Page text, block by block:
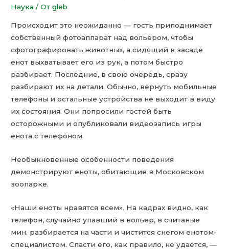
Наука / От gleb
Происходит это неожиданно — гость приподнимает
собственный фотоаппарат над вольером, чтобы
сфотографировать животных, а сидящий в засаде
енот выхватывает его из рук, а потом быстро
разбирает. Последние, в свою очередь, сразу
разбирают их на детали. Обычно, вернуть мобильные
телефоны и остальные устройства не выходит в виду
их состояния. Они попросили гостей быть
осторожными и опубликовали видеозапись игры
енота с телефоном.
Необыкновенные особенности поведения
демонстрируют еноты, обитающие в Московском
зоопарке.
«Наши еноты нравятся всем». На кадрах видно, как
телефон, случайно упавший в вольер, в считаные
мин. разбирается на части и чистится снегом енотом-
специалистом. Спасти его, как правило, не удается, —